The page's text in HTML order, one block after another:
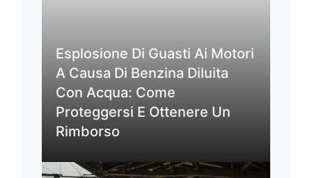
Esplosione Di Guasti Ai Motori
A Causa Di Benzina Diluita
Con Acqua: Come
Proteggersi E Ottenere Un
Rimborso